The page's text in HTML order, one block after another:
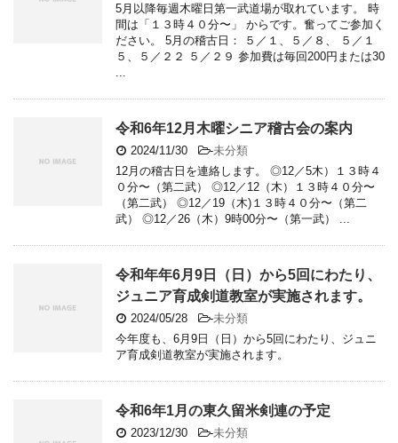
5月以降毎週木曜日第一武道場が取れています。 時
間は「１３時４０分〜」 からです。奮ってご参加く
ださい。 5月の稽古日： ５／１、５／８、 ５／１
５、５／２２ ５／２９ 参加費は毎回200円または30
令和6年12月木曜シニア稽古会の案内
2024/11/30 -未分類
12月の稽古日を連絡します。 ◎12／5木）１３時４
０分〜（第二武） ◎12／12（木）１３時４０分〜
（第二武） ◎12／19（木)１３時４０分〜（第二
武） ◎12／26（木）9時00分〜（第一武） ...
令和年年6月9日（日）から5回にわたり、
ジュニア育成剣道教室が実施されます。
2024/05/28 -未分類
今年度も、6月9日（日）から5回にわたり、ジュニ
ア育成剣道教室が実施されます。
令和6年1月の東久留米剣連の予定
2023/12/30 -未分類